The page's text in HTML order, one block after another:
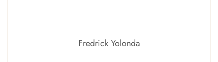
Fredrick Yolonda